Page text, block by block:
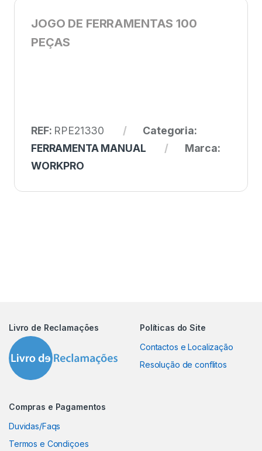
JOGO DE FERRAMENTAS 100
PEÇAS
REF: RPE21330
Categoria:
FERRAMENTA MANUAL
Marca:
WORKPRO
Livro de Reclamações
Políticas do Site
Contactos e Localização
Resolução de conflitos
Compras e Pagamentos
Duvidas/Faqs
Termos e Condiçoes